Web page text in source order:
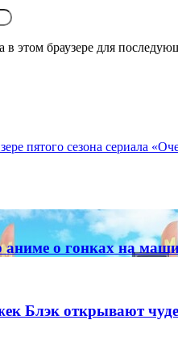
в этом браузере для
пятого сезона сериала
о гонках на
Блэк открывают